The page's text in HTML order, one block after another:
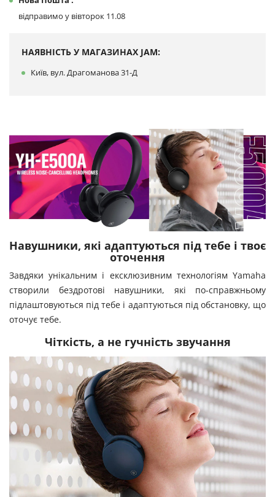
відправимо у вівторок 11.08
НАЯВНІСТЬ У МАГАЗИНАХ JAM:
Київ, вул. Драгоманова 31-Д
Навушники, які адаптуються під тебе і твоє
оточення
Завдяки унікальним і ексклюзивним технологіям Yamaha
створили бездротові навушники, які по-справжньому
підлаштовуються під тебе і адаптуються під обстановку, що
оточує тебе.
Чіткість, а не гучність звучання